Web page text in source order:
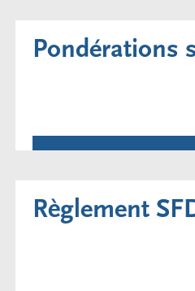
Pondérations
Règlement